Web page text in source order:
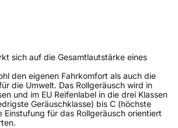
sich auf die Gesamtlautstärke eines
den eigenen Fahrkomfort als auch die
die Umwelt. Das Rollgeräusch wird in
und im EU Reifenlabel in die drei Klassen
Geräuschklasse) bis C (höchste
Einstufung für das Rollgeräusch orientiert